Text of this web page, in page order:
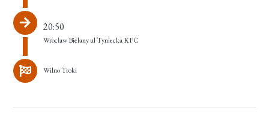
20:50
Wrocław Bielany ul Tyniecka KFC
Wilno Troki